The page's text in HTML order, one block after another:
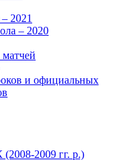
2021
– 2020
и официальных
2009 гг. р.)